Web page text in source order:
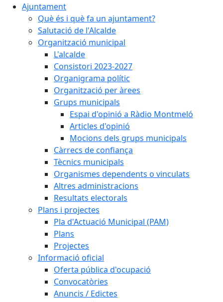
Ajuntament
Què és i què fa un ajuntament?
Salutació de l'Alcalde
Organització municipal
L'alcalde
Consistori 2023-2027
Organigrama polític
Organització per àrees
Grups municipals
Espai d'opinió a Ràdio Montmeló
Articles d'opinió
Mocions dels grups municipals
Càrrecs de confiança
Tècnics municipals
Organismes dependents o vinculats
Altres administracions
Resultats electorals
Plans i projectes
Pla d'Actuació Municipal (PAM)
Plans
Projectes
Informació oficial
Oferta pública d'ocupació
Convocatòries
Anuncis / Edictes